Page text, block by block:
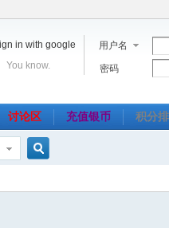
用户名
密码
You know.
讨论区 充值银币 积分